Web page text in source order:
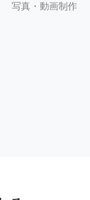
写真・動画制作